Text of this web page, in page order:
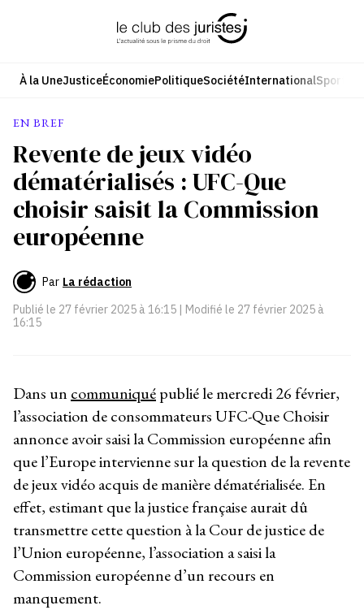
À la UneJusticeÉconomiePolitiqueSociétéInternationalSport
EN BREF
Revente de jeux vidéo
dématérialisés : UFC-Que
choisir saisit la Commission
européenne
Par La rédaction
Publié le 27 février 2025 à 16:15 | Modifié le 27 février 2025 à
16:15
Dans un communiquépublié le mercredi 26 février,
l’association de consommateurs UFC-Que Choisir
annonce avoir saisi la Commission européenne afin
que l’Europe intervienne sur la question de la revente
de jeux vidéo acquis de manière dématérialisée. En
effet, estimant que la justice française aurait dû
transmettre cette question à la Cour de justice de
l’Union européenne, l’association a saisi la
Commission européenne d’un recours en
manquement.